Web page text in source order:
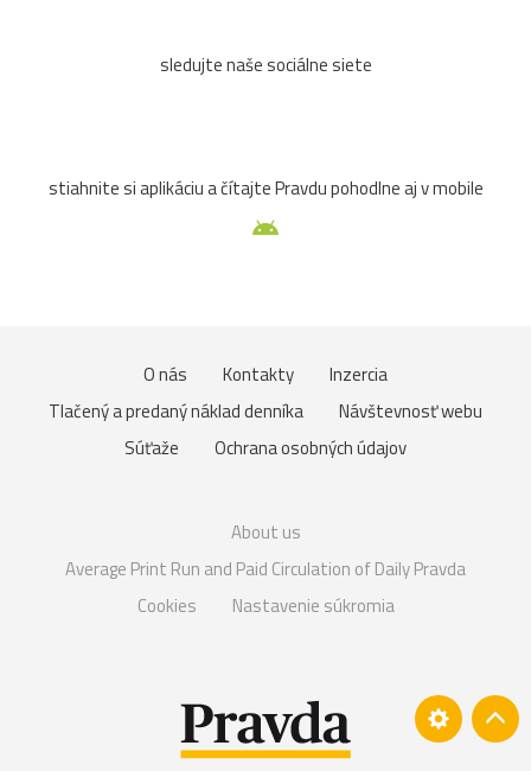
sledujte naše sociálne siete
stiahnite si aplikáciu a čítajte Pravdu pohodlne aj v mobile
O nás Kontakty
Inzercia
Tlačený a predaný náklad denníka
Návštevnosť webu
Súťaže
Ochrana osobných údajov
About us
Average Print Run and Paid Circulation of Daily Pravda
Cookies
Nastavenie súkromia